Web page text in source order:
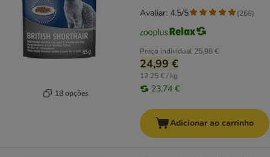
18 opções
Preço individual 25,98 €
24,99 €
12,25 € / kg
23,74 €
Avaliar: 4.5/5 (268)
Adicionar ao carrinho